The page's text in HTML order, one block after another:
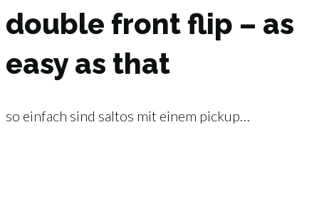
double front flip – as
easy as that
so einfach sind saltos mit einem pickup…